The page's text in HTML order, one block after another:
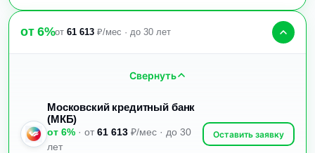
от 6%от61 613 ₽/мес · до 30 лет
Свернуть
Московский кредитный банк
(МКБ)
от 6% · от 61 613 ₽/мес · до 30
лет
Оставить заявку